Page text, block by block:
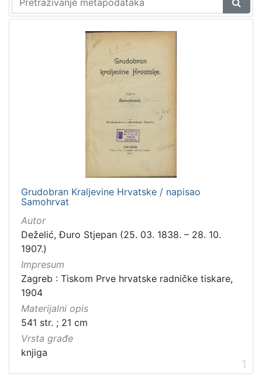
Grudobran Kraljevine Hrvatske / napisao
Samohrvat
Autor
Deželić, Đuro Stjepan (25. 03. 1838. – 28. 10.
1907.)
Impresum
Zagreb : Tiskom Prve hrvatske radničke tiskare,
1904
Materijalni opis
541 str. ; 21 cm
Vrsta građe
knjiga
1